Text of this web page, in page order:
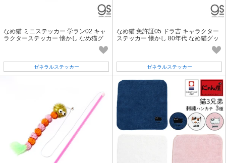
なめ猫 ミニステッカー 学ラン02 キャ
ラクターステッカー 懐かし なめ猫グ
ゼネラルステッカー
なめ猫 免許証05 ドラ吉 キャラクター
ステッカー 懐かし 80年代 なめ猫グッ
ゼネラルステッカー